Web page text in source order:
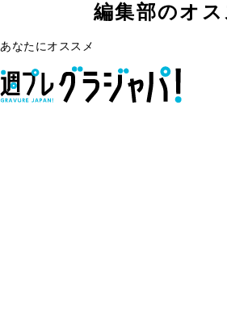
編集部のオス
あなたにオススメ